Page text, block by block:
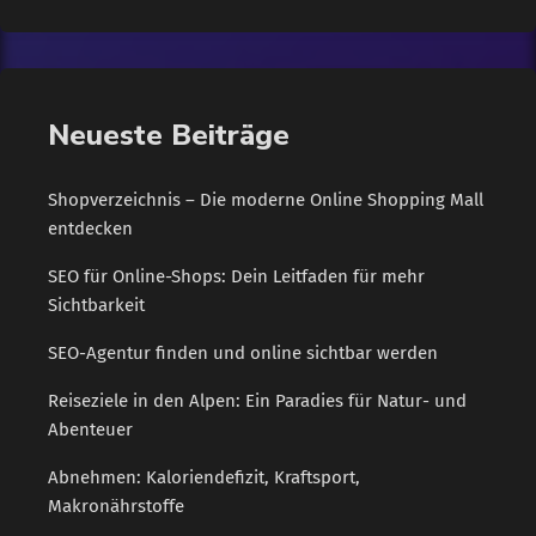
letzten Versuch zu wagen. […]
Neueste Beiträge
Shopverzeichnis – Die moderne Online Shopping Mall
entdecken
SEO für Online-Shops: Dein Leitfaden für mehr
Sichtbarkeit
SEO-Agentur finden und online sichtbar werden
Reiseziele in den Alpen: Ein Paradies für Natur- und
Abenteuer
Abnehmen: Kaloriendefizit, Kraftsport,
Makronährstoffe